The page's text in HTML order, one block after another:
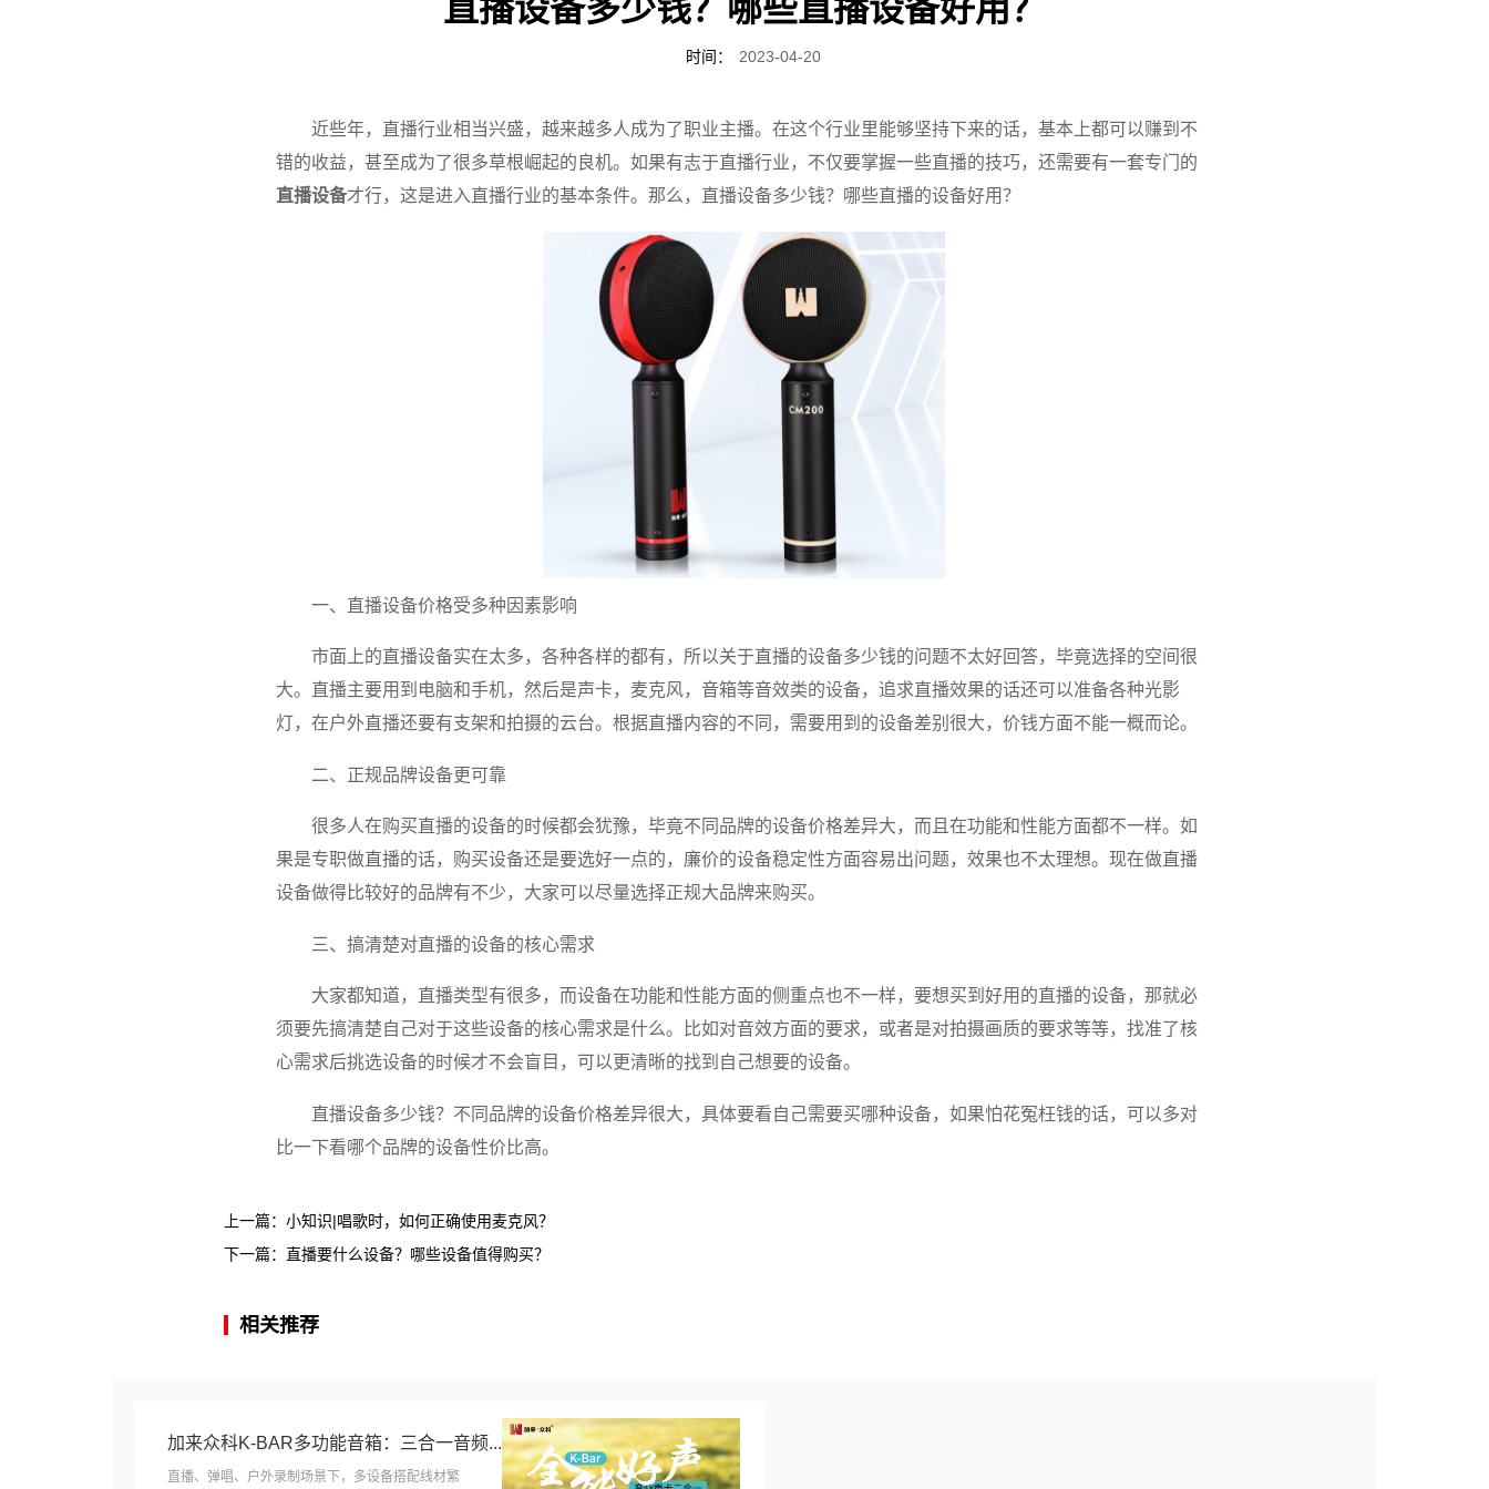
直播设备多少钱？哪些直播设备好用？
时间： 2023-04-20
近些年，直播行业相当兴盛，越来越多人成为了职业主播。在这个行业里能够坚持下来的话，基本上都可以赚到不
错的收益，甚至成为了很多草根崛起的良机。如果有志于直播行业，不仅要掌握一些直播的技巧，还需要有一套专门的
直播设备才行，这是进入直播行业的基本条件。那么，直播设备多少钱？哪些直播的设备好用？
一、直播设备价格受多种因素影响
市面上的直播设备实在太多，各种各样的都有，所以关于直播的设备多少钱的问题不太好回答，毕竟选择的空间很
大。直播主要用到电脑和手机，然后是声卡，麦克风，音箱等音效类的设备，追求直播效果的话还可以准备各种光影
灯，在户外直播还要有支架和拍摄的云台。根据直播内容的不同，需要用到的设备差别很大，价钱方面不能一概而论。
二、正规品牌设备更可靠
很多人在购买直播的设备的时候都会犹豫，毕竟不同品牌的设备价格差异大，而且在功能和性能方面都不一样。如
果是专职做直播的话，购买设备还是要选好一点的，廉价的设备稳定性方面容易出问题，效果也不太理想。现在做直播
设备做得比较好的品牌有不少，大家可以尽量选择正规大品牌来购买。
三、搞清楚对直播的设备的核心需求
大家都知道，直播类型有很多，而设备在功能和性能方面的侧重点也不一样，要想买到好用的直播的设备，那就必
须要先搞清楚自己对于这些设备的核心需求是什么。比如对音效方面的要求，或者是对拍摄画质的要求等等，找准了核
心需求后挑选设备的时候才不会盲目，可以更清晰的找到自己想要的设备。
直播设备多少钱？不同品牌的设备价格差异很大，具体要看自己需要买哪种设备，如果怕花冤枉钱的话，可以多对
比一下看哪个品牌的设备性价比高。
上一篇： 小知识|唱歌时，如何正确使用麦克风？
下一篇： 直播要什么设备？哪些设备值得购买？
相关推荐
加来众科K-BAR多功能音箱：三合一音频...
直播、弹唱、户外录制场景下，多设备搭配线材繁